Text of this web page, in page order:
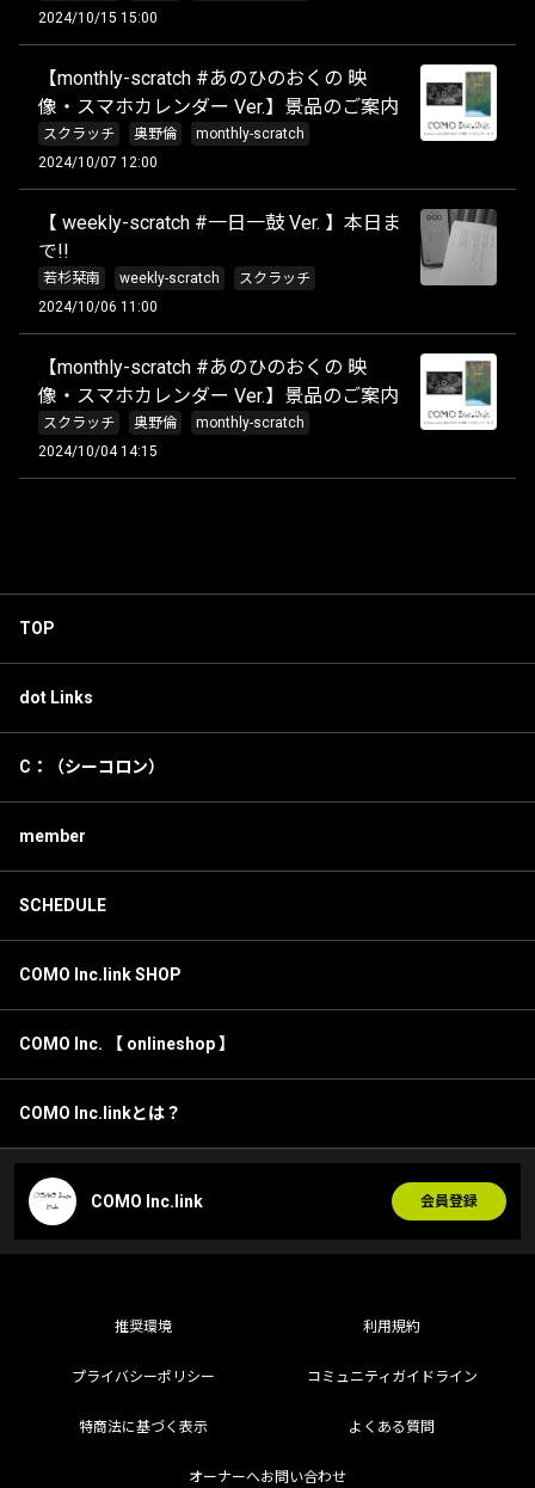
2024/10/15 15:00
【monthly-scratch #あのひのおくの 映
像・スマホカレンダー Ver.】景品のご案内
スクラッチ 奥野倫
monthly-scratch
2024/10/07 12:00
【 weekly-scratch #一日一鼓 Ver. 】本日ま
で!!
若杉栞南 weekly-scratch
スクラッチ
2024/10/06 11:00
【monthly-scratch #あのひのおくの 映
像・スマホカレンダー Ver.】景品のご案内
スクラッチ 奥野倫
monthly-scratch
2024/10/04 14:15
TOP
dot Links
C：（シーコロン）
member
SCHEDULE
COMO Inc.link SHOP
COMO Inc. 【 onlineshop 】
COMO Inc.linkとは？
COMO Inc.link 会員登録
推奨環境 利用規約
プライバシーポリシー コミュニティガイドライン
特商法に基づく表示 よくある質問
オーナーへお問い合わせ